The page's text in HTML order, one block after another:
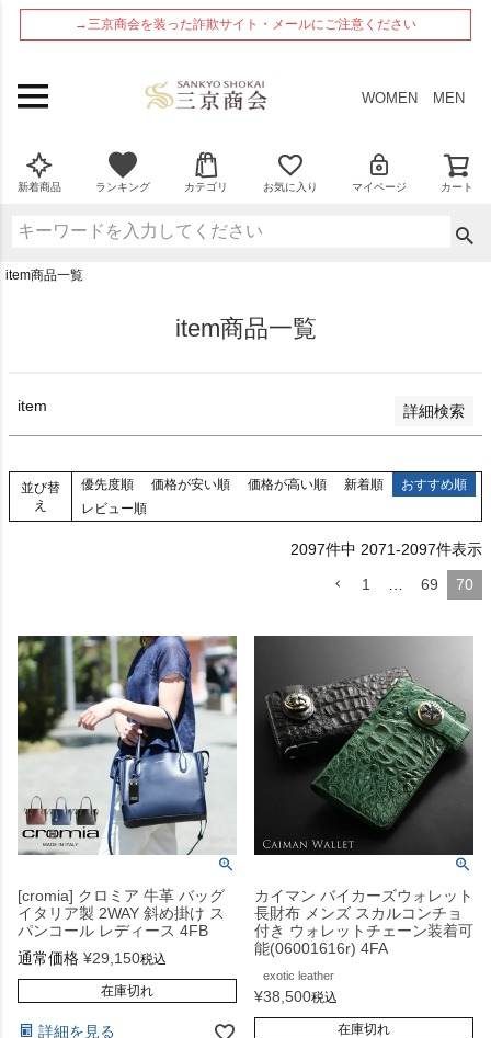
→三京商会を装った詐欺サイト・メールにご注意ください
WOMEN MEN
新着商品 ランキング カテゴリ お気に入り マイページ カート
item商品一覧
item商品一覧
item 詳細検索
在庫なし商品
在庫なし商品を表示しない
新着順
価格が安い順
並び替
え
優先度順 価格が安い順 価格が高い順 新着順
おすすめ順
レビュー順
2097件中 2071-2097件表示
1
69 70
[cromia] クロミア 牛革 バッグ
イタリア製 2WAY 斜め掛け ス
パンコール レディース 4FB
通常価格 ¥29,150税込
在庫切れ
詳細を見る
カイマン バイカーズウォレット
長財布 メンズ スカルコンチョ
付き ウォレットチェーン装着可
能(06001616r) 4FA
exotic leather
¥38,500税込
在庫切れ
ペー